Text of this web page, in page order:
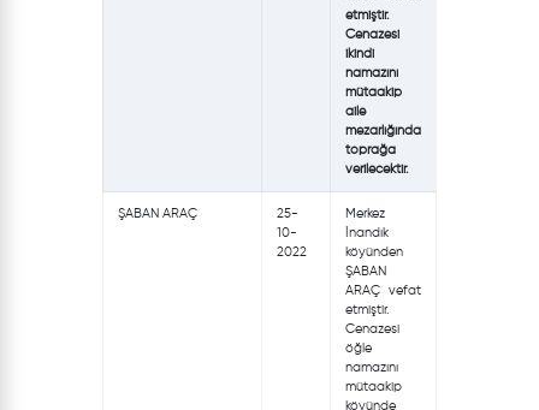
etmiştir.
Cenazesi
ikindi
namazını
mütaakip
aile
mezarlığında
toprağa
verilecektir.
ŞABAN ARAÇ
25-
10-
2022
Merkez
İnandık
köyünden
ŞABAN
ARAÇ vefat
etmiştir.
Cenazesi
öğle
namazını
mütaakip
köyünde